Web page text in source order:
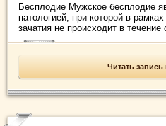
Бесплодие Мужское бесплодие
патологией, при которой в
зачатия не происходит в течение
Читать